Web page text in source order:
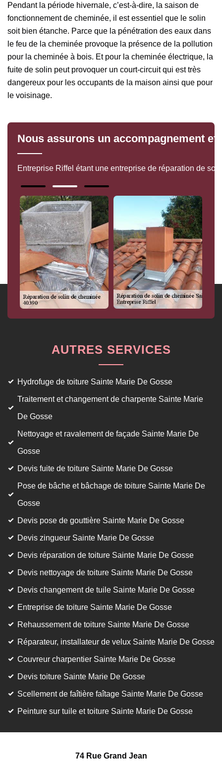
Pendant la période hivernale, c’est-à-dire, la saison de
fonctionnement de cheminée, il est essentiel que le solin
soit bien étanche. Parce que la pénétration des eaux dans
le feu de la cheminée provoque la présence de la pollution
pour la cheminée à bois. Et pour la cheminée électrique, la
fuite de solin peut provoquer un court-circuit qui est très
dangereux pour les occupants de la maison ainsi que pour
le voisinage.
Nous assurons un accompagnement
Entreprise Riffel étant une entreprise de réparation de
AUTRES SERVICES
Hydrofuge de toiture Sainte Marie De Gosse
Traitement et changement de charpente Sainte Marie
De Gosse
Nettoyage et ravalement de façade Sainte Marie De
Gosse
Devis fuite de toiture Sainte Marie De Gosse
Pose de bâche et bâchage de toiture Sainte Marie De
Gosse
Devis pose de gouttière Sainte Marie De Gosse
Devis zingueur Sainte Marie De Gosse
Devis réparation de toiture Sainte Marie De Gosse
Devis nettoyage de toiture Sainte Marie De Gosse
Devis changement de tuile Sainte Marie De Gosse
Entreprise de toiture Sainte Marie De Gosse
Rehaussement de toiture Sainte Marie De Gosse
Réparateur, installateur de velux Sainte Marie De Gosse
Couvreur charpentier Sainte Marie De Gosse
Devis toiture Sainte Marie De Gosse
Scellement de faîtière faîtage Sainte Marie De Gosse
Peinture sur tuile et toiture Sainte Marie De Gosse
74 Rue Grand Jean